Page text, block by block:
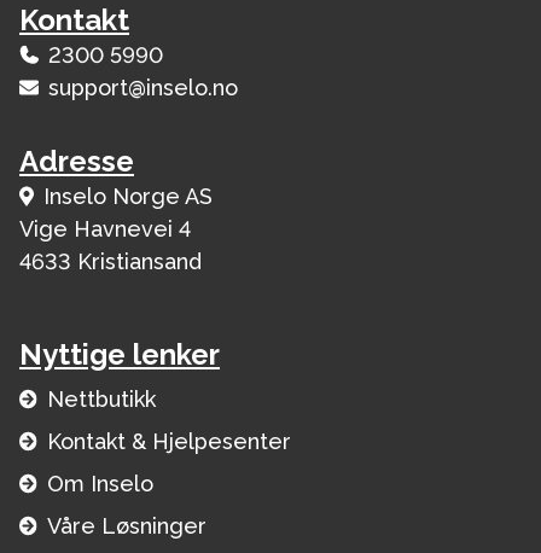
Kontakt
2300 5990
support@inselo.no
Adresse
Inselo Norge AS
Vige Havnevei 4
4633 Kristiansand
Nyttige lenker
Nettbutikk
Kontakt & Hjelpesenter
Om Inselo
Våre Løsninger